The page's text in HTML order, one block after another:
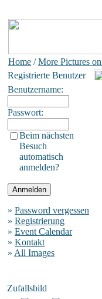
Home /More Pictures
Registrierte Benutzer
Benutzername:
Passwort:
Beim nächsten
Besuch
automatisch
anmelden?
» Password vergessen
» Registrierung
» Event Calendar
» Kontakt
» All Images
Zufallsbild